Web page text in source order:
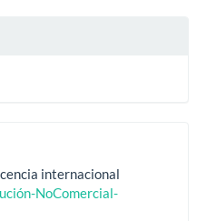
internacional
NoComercial-